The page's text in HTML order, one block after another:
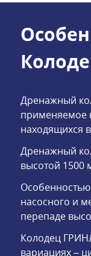
Дренажный
применяемое
находящихся
Дренажный
высотой 1500
насосного и
перепаде
Колодец
вариациях –